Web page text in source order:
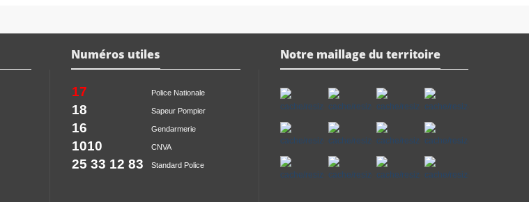
Numéros utiles
17 Police Nationale
18 Sapeur Pompier
16 Gendarmerie
1010 CNVA
25 33 12 83 Standard Police
Notre maillage du territoire